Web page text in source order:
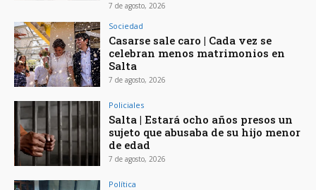
7 de agosto, 2026
Sociedad
Casarse sale caro | Cada vez se
celebran menos matrimonios en
Salta
7 de agosto, 2026
Policiales
Salta | Estará ocho años presos un
sujeto que abusaba de su hijo menor
de edad
7 de agosto, 2026
Política